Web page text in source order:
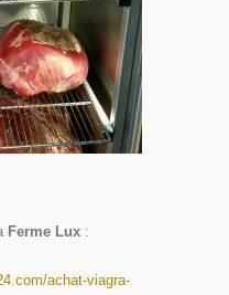
Ferme Lux :
achat-viagra-